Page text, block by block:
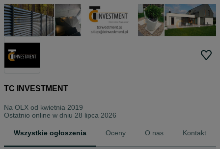
TC INVESTMENT
Na OLX od kwietnia 2019
Ostatnio online w dniu 28 lipca 2026
Wszystkie ogłoszenia Oceny O nas Kontakt